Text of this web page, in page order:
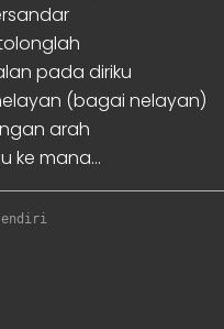
pada diriku
(bagai nelayan)
arah
ke mana…